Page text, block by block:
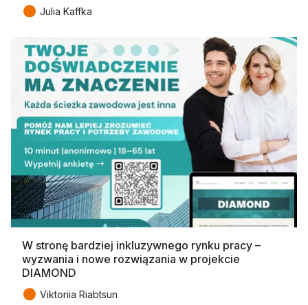
● Julia Kaffka
W stronę bardziej inkluzywnego rynku pracy –
wyzwania i nowe rozwiązania w projekcie
DIAMOND
● Viktoriia Riabtsun